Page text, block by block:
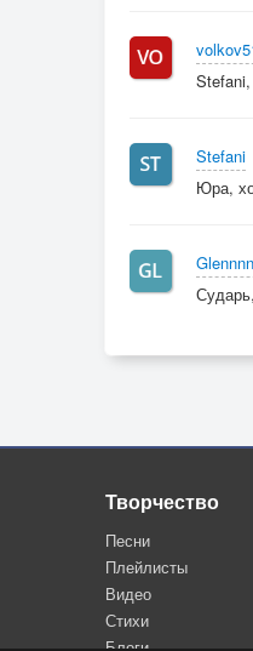
Stefani
Юра,
Творчество
Песни
Плейлисты
Видео
Стихи